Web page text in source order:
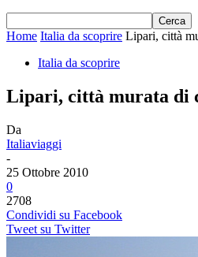
Home Italia da scoprire Lipari, città
Italia da scoprire
Lipari, città murata di
Da
Italiaviaggi
-
25 Ottobre 2010
0
2708
Condividi su Facebook
Tweet su Twitter